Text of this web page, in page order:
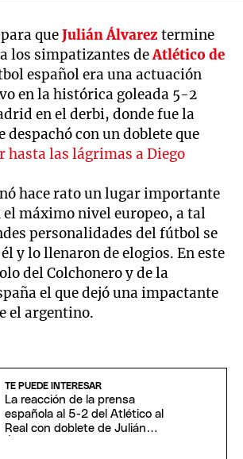
queJulián Álvarez termine
los simpatizantes deAtlético de
español era una actuación
en la histórica goleada 5-2
en el derbi, donde fue la
despachó con un doblete que
hasta las lágrimas a Diego
hace rato un lugar importante
el máximo nivel europeo, a tal
personalidades del fútbol se
y lo llenaron de elogios. En este
del Colchonero y de la
el que dejó una impactante
el argentino.
TE PUEDE INTERESAR
La reacción de la prensa
española al 5-2 del Atlético al
Real con doblete de Julián